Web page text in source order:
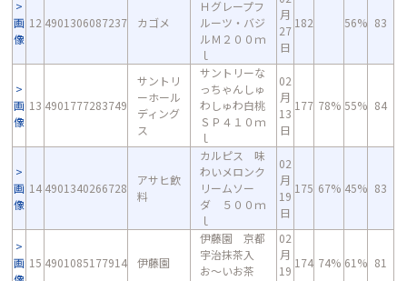
画
像
12 4901306087237 カゴメ
Ｈグレープフ
ルーツ・バジ
ルＭ２００ｍ
ｌ
月
27
日
182 56% 83
画
像
13 4901777283749
サントリ
ーホール
ディング
ス
サントリーな
っちゃんしゅ
わしゅわ白桃
ＳＰ４１０ｍ
ｌ
02
月
13
日
177 78% 55% 84
画
像
14 4901340266728
アサヒ飲
料
カルピス 味
わいメロンク
リームソー
ダ ５００ｍ
ｌ
02
月
19
日
175 67% 45% 83
画 15 4901085177914 伊藤園
伊藤園 京都
宇治抹茶入
お～いお茶
02
月
19
174 74% 61% 81